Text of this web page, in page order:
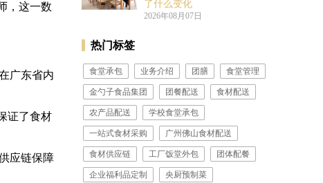
，这一数
广东省内
证了食材
应链保障
了什么变化
2026年08月07日
热门标签
食堂承包 业务介绍 团膳 食堂管理
金勺子食品集团 团餐配送 食材配送
农产品配送 学校食堂承包
一站式食材采购 广州佛山食材配送
食材供应链 工厂饭堂外包 团体配餐
企业福利品定制 ​央厨预制菜